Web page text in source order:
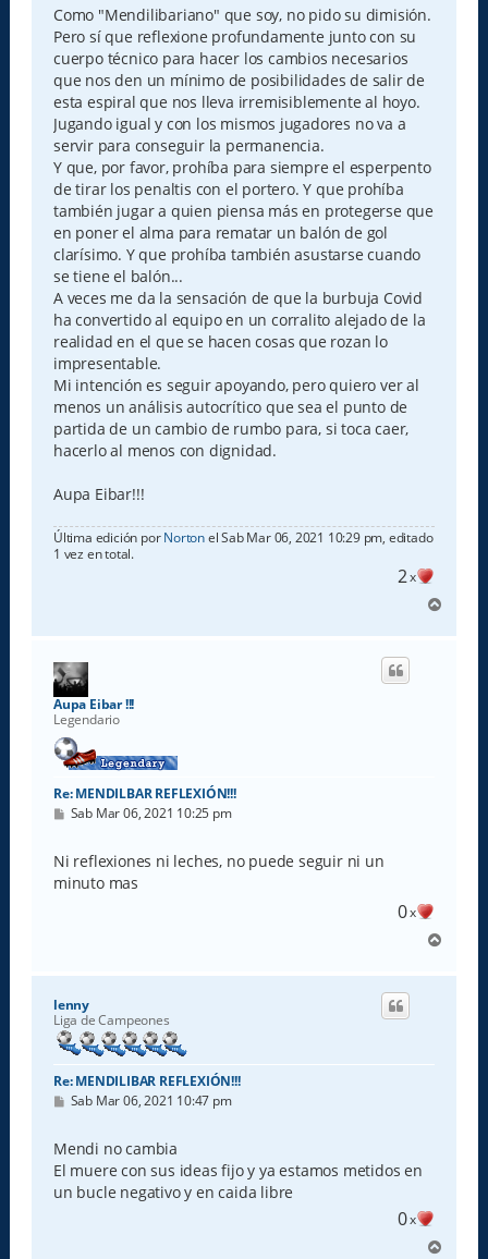
s
a
j
e
Como "Mendilibariano" que soy, no pido su dimisión.
Pero sí que reflexione profundamente junto con su
cuerpo técnico para hacer los cambios necesarios
que nos den un mínimo de posibilidades de salir de
esta espiral que nos lleva irremisiblemente al hoyo.
Jugando igual y con los mismos jugadores no va a
servir para conseguir la permanencia.
Y que, por favor, prohíba para siempre el esperpento
de tirar los penaltis con el portero. Y que prohíba
también jugar a quien piensa más en protegerse que
en poner el alma para rematar un balón de gol
clarísimo. Y que prohíba también asustarse cuando
se tiene el balón...
A veces me da la sensación de que la burbuja Covid
ha convertido al equipo en un corralito alejado de la
realidad en el que se hacen cosas que rozan lo
impresentable.
Mi intención es seguir apoyando, pero quiero ver al
menos un análisis autocrítico que sea el punto de
partida de un cambio de rumbo para, si toca caer,
hacerlo al menos con dignidad.
Aupa Eibar!!!
Última edición porNortonel Sab Mar 06, 2021 10:29 pm, editado
1 vez en total.
2x
r
Aupa Eibar !!!
Legendario
Re: MENDILBAR REFLEXIÓN!!!
M
s
a
j
Sab Mar 06, 2021 10:25 pm
Ni reflexiones ni leches, no puede seguir ni un
minuto mas
0x
r
lenny
Liga de Campeones
Re: MENDILIBAR REFLEXIÓN!!!
M
s
a
e
Sab Mar 06, 2021 10:47 pm
Mendi no cambia
El muere con sus ideas fijo y ya estamos metidos en
un bucle negativo y en caida libre
0x